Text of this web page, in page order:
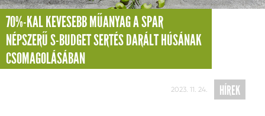
70%-KAL KEVESEBB MŰANYAG A SPAR
NÉPSZERŰ S-BUDGET SERTÉS DARÁLT HÚSÁNAK
CSOMAGOLÁSÁBAN
2023. 11. 24. HÍREK